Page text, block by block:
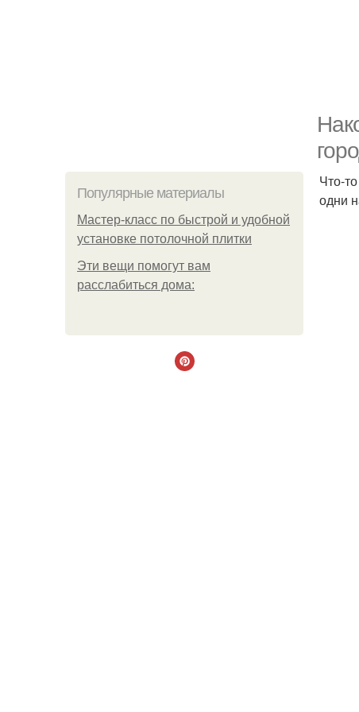
Популярные материалы
Мастер-класс по быстрой и удобной
установке потолочной плитки
Эти вещи помогут вам
расслабиться дома:
Что-
одни